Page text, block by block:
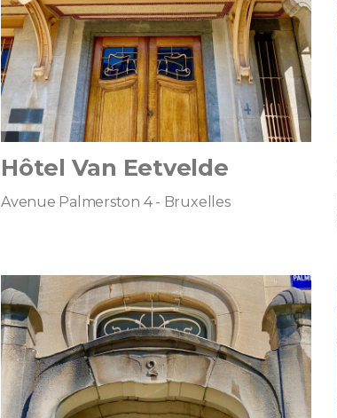
Hôtel Van Eetvelde
Avenue Palmerston 4 - Bruxelles